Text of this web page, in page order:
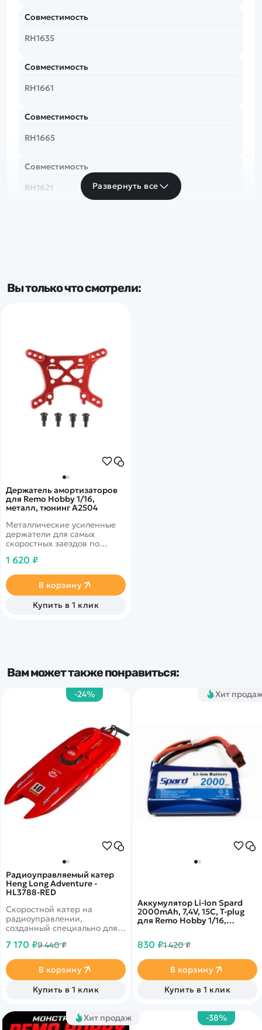
Совместимость
RH1635
Совместимость
RH1661
Совместимость
RH1665
Совместимость
RH1621
RH1651
Развернуть все
Вы только что смотрели:
Держатель амортизаторов
для Remo Hobby 1/16,
металл, тюнинг A2504
Металлические усиленные
держатели для самых
скоростных заездов по
ямам. Деталь расширяет
можно прыгать с траплинов
на полной скорости
1 620 ₽
В корзину
Купить в 1 клик
Вам может также понравиться:
Хит
Аккумулятор Li-Ion Spard
2000mAh, 7,4V, 15C, T‐plug
для Remo Hobby 1/16,
830 ₽1 420 ₽
В корзину
Купить в 1 клик
-24%
Радиоуправляемый катер
Heng Long Adventure -
HL3788-RED
Скоростной катер на
радиоуправлении,
созданный специально для
качественый коллекторный
развивать скорость до 30 км
в час. Лодка выполнена в
ярких цветах, что позволит
Вам видеть ее расстоянии до
7 170 ₽9 440 ₽
В корзину
Купить в 1 клик
Хит продаж -38%